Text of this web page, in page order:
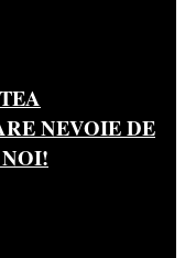
NEVOIE DE